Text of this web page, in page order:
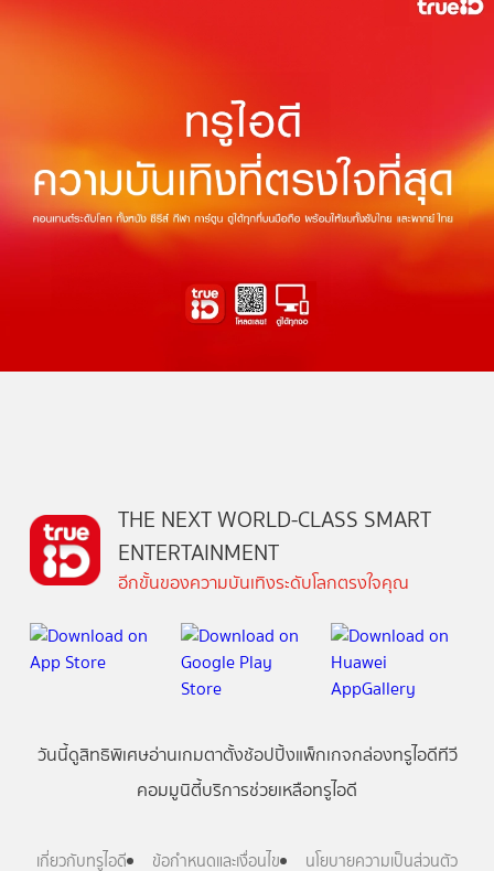
THE NEXT WORLD-CLASS SMART
ENTERTAINMENT
อีกขั้นของความบันเทิงระดับโลกตรงใจคุณ
วันนี้ดูสิทธิพิเศษอ่านเกมตาตั้งช้อปปิ้งแพ็กเกจกล่องทรูไอดีทีวี
คอมมูนิตี้บริการช่วยเหลือทรูไอดี
เกี่ยวกับทรูไอดี ข้อกำหนดและเงื่อนไข นโยบายความเป็นส่วนตัว